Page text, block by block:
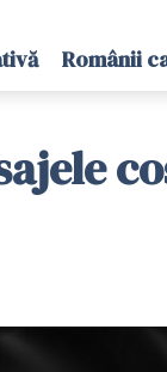
Românii